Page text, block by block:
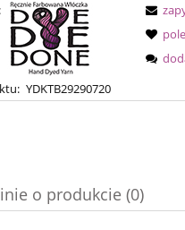
Silky Lena -
Najniższa cena:
YDKTB29290720
o produkcie (0)